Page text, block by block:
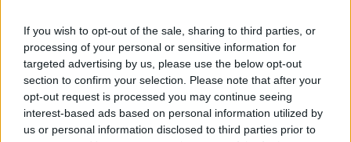
If you wish to opt-out of the sale, sharing to third parties, or
processing of your personal or sensitive information for
targeted advertising by us, please use the below opt-out
section to confirm your selection. Please note that after your
opt-out request is processed you may continue seeing
interest-based ads based on personal information utilized by
us or personal information disclosed to third parties prior to
Απαγορεύεται οποιαδήποτε επαφή
κυνηγών με τους χοίρους της
εκμετάλλευσης εντός 48 ωρών μετά τη
δραστηριότητα της θήρας.
Απαγορεύεται η είσοδος στη
χοιροτροφική εκμετάλλευση ατόμων